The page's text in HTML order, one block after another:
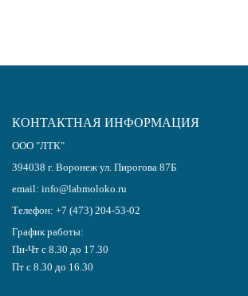
КОНТАКТНАЯ ИНФОРМАЦИЯ
ООО "ЛТК"
394038 г. Воронеж ул. Пирогова 87Б
email: info@labmoloko.ru
Телефон: +7 (473) 204-53-02
График работы:
Пн-Чт с 8.30 до 17.30
Пт с 8.30 до 16.30